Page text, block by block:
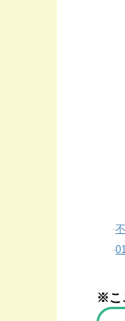
-
-
※こ